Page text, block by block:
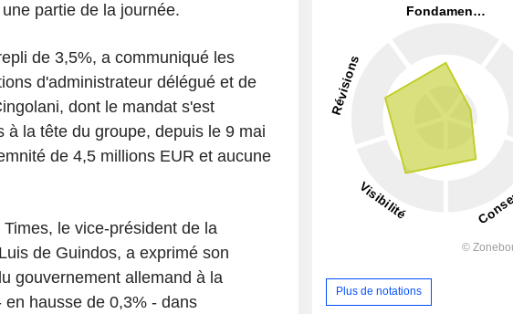
partie de la journée.
de 3,5%, a communiqué les
d'administrateur délégué et de
dont le mandat s'est
à la tête du groupe, depuis le 9 mai
de 4,5 millions EUR et aucune
le vice-président de la
de Guindos, a exprimé son
gouvernement allemand à la
hausse de 0,3% - dans
Plus de notations